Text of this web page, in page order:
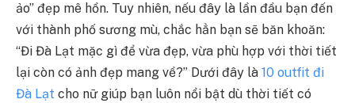
ảo” đẹp mê hồn. Tuy nhiên, nếu đây là lần đầu bạn đến
với thành phố sương mù, chắc hẳn bạn sẽ băn khoăn:
“Đi Đà Lạt mặc gì để vừa đẹp, vừa phù hợp với thời tiết
lại còn có ảnh đẹp mang về?” Dưới đây là 10 outfit đi
Đà Lạt cho nữ giúp bạn luôn nổi bật dù thời tiết có